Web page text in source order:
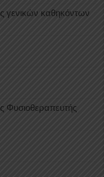
γενικών καθηκόντων
Φυσιοθεραπευτής